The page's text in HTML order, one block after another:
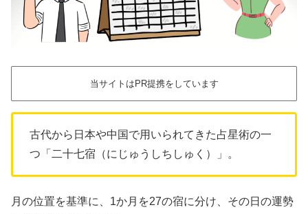
当サイトはPR提携をしています
古代から日本や中国で用いられてきた占星術の一
つ「二十七宿（にじゅうしちしゅく）」。
月の位置を基準に、1か月を27の宿に分け、その日の運勢